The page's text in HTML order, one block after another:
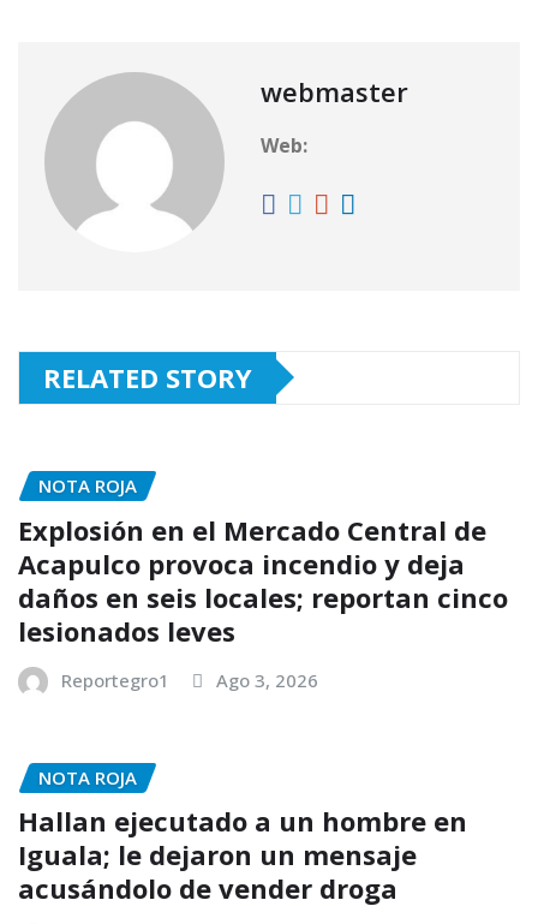
webmaster
Web:
RELATED STORY
NOTA ROJA
Explosión en el Mercado Central de
Acapulco provoca incendio y deja
daños en seis locales; reportan cinco
lesionados leves
Reportegro1 Ago 3, 2026
NOTA ROJA
Hallan ejecutado a un hombre en
Iguala; le dejaron un mensaje
acusándolo de vender droga